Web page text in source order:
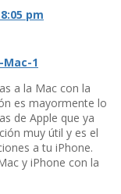
pm
a la Mac con la
es mayormente lo
de Apple que ya
muy útil y es el
a tu iPhone.
y iPhone con la